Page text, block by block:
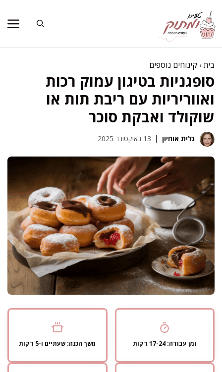
לתוכן
בית› קינוחים נוספים
סופגניות בטיגון עמוק רכות
ואווריריות עם ריבת תות או
שוקולד ואבקת סוכר
גלית אוחיון 13 באוקטובר 2025
זמן עבודה: 17-24 דקות משך הכנה: שעתיים ו-5 דקות